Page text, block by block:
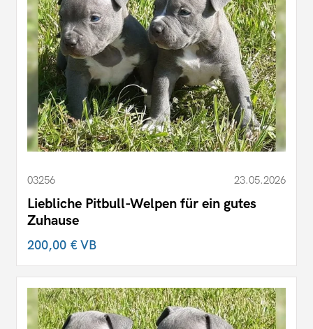
03256 23.05.2026
Liebliche Pitbull-Welpen für ein gutes
Zuhause
200,00 €VB